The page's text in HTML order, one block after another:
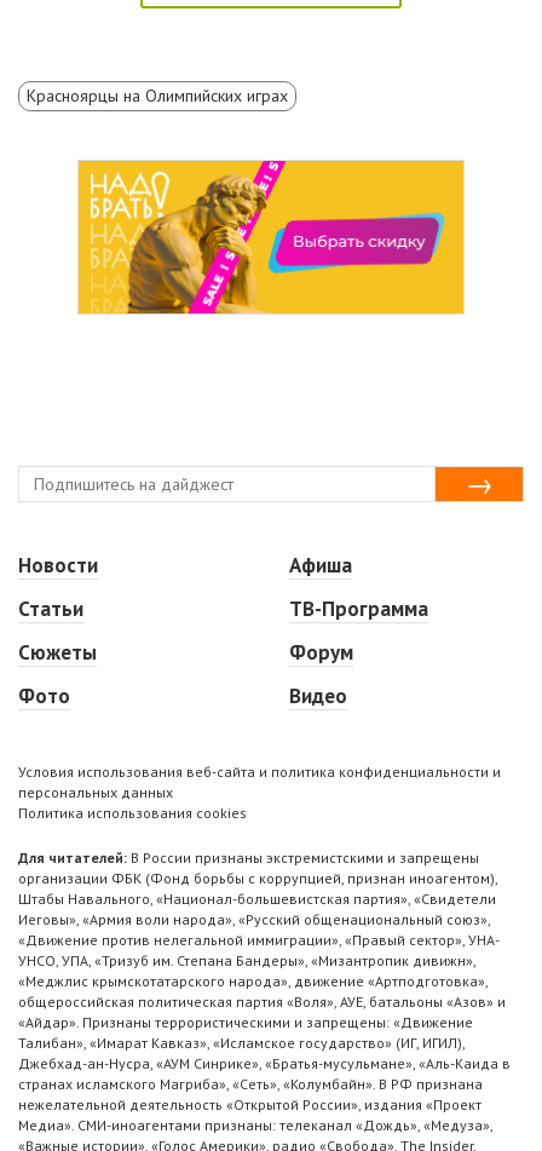
Красноярцы на Олимпийских играх
Новости
Статьи
Сюжеты
Фото
Афиша
ТВ-Программа
Форум
Видео
Условия использования веб-сайта и политика конфиденциальности и
персональных данных
Политика использования cookies
Для читателей: В России признаны экстремистскими и запрещены
организации ФБК (Фонд борьбы с коррупцией, признан иноагентом),
Штабы Навального, «Национал-большевистская партия», «Свидетели
Иеговы», «Армия воли народа», «Русский общенациональный союз»,
«Движение против нелегальной иммиграции», «Правый сектор», УНА-
УНСО, УПА, «Тризуб им. Степана Бандеры», «Мизантропик дивижн»,
«Меджлис крымскотатарского народа», движение «Артподготовка»,
общероссийская политическая партия «Воля», АУЕ, батальоны «Азов» и
«Айдар». Признаны террористическими и запрещены: «Движение
Талибан», «Имарат Кавказ», «Исламское государство» (ИГ, ИГИЛ),
Джебхад-ан-Нусра, «АУМ Синрике», «Братья-мусульмане», «Аль-Каида в
странах исламского Магриба», «Сеть», «Колумбайн». В РФ признана
нежелательной деятельность «Открытой России», издания «Проект
Медиа». СМИ-иноагентами признаны: телеканал «Дождь», «Медуза»,
«Важные истории», «Голос Америки», радио «Свобода», The Insider,